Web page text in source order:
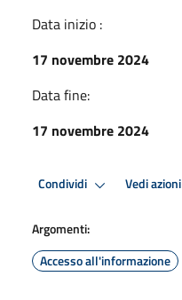
Data inizio :
17 novembre 2024
Data fine:
17 novembre 2024
Condividi Vedi azioni
Argomenti:
Accesso all'informazione